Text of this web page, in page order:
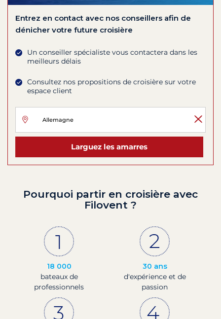
Entrez en contact avec nos conseillers afin de
dénicher votre future croisière
Un conseiller spécialiste vous contactera dans les
meilleurs délais
Consultez nos propositions de croisière sur votre
espace client
Larguez les amarres
Pourquoi partir en croisière avec
Filovent ?
18 000
bateaux de
professionnels
30 ans
d'expérience et de
passion